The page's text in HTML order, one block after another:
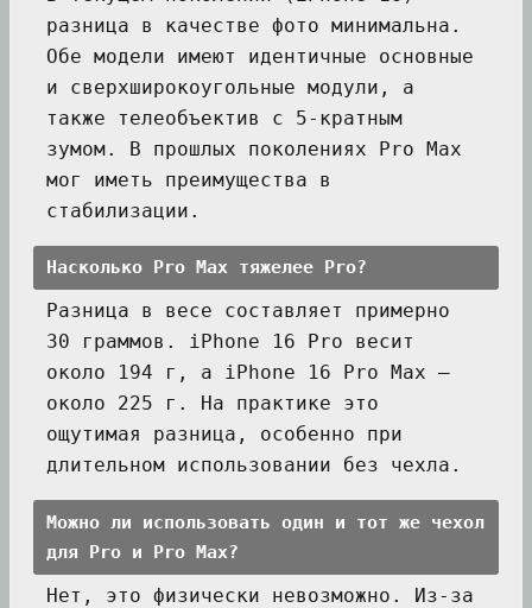
разница в качестве фото минимальна.
Обе модели имеют идентичные основные
и сверхширокоугольные модули, а
также телеобъектив с 5-кратным
зумом. В прошлых поколениях Pro Max
мог иметь преимущества в
стабилизации.
Насколько Pro Max тяжелее Pro?
Разница в весе составляет примерно
30 граммов. iPhone 16 Pro весит
около 194 г, а iPhone 16 Pro Max —
около 225 г. На практике это
ощутимая разница, особенно при
длительном использовании без чехла.
Можно ли использовать один и тот же чехол
для Pro и Pro Max?
Нет, это физически невозможно. Из-за